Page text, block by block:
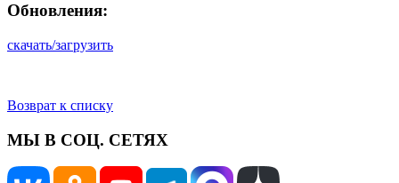
Обновления:
скачать/загрузить
Возврат к списку
МЫ В СОЦ. СЕТЯХ